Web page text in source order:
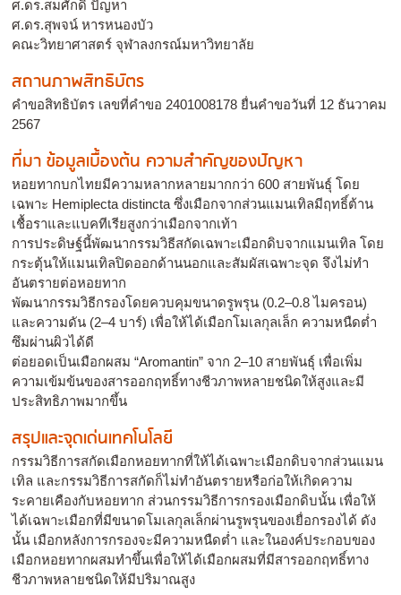
ศ.ดร.สมศักดิ์ ปัญหา
ศ.ดร.สุพจน์ หารหนองบัว
คณะวิทยาศาสตร์ จุฬาลงกรณ์มหาวิทยาลัย
สถานภาพสิทธิบัตร
คำขอสิทธิบัตร เลขที่คำขอ 2401008178 ยื่นคำขอวันที่ 12 ธันวาคม
2567
ที่มา ข้อมูลเบื้องต้น ความสำคัญของปัญหา
หอยทากบกไทยมีความหลากหลายมากกว่า 600 สายพันธุ์ โดย
เฉพาะ Hemiplecta distincta ซึ่งเมือกจากส่วนแมนเทิลมีฤทธิ์ต้าน
เชื้อราและแบคทีเรียสูงกว่าเมือกจากเท้า
การประดิษฐ์นี้พัฒนากรรมวิธีสกัดเฉพาะเมือกดิบจากแมนเทิล โดย
กระตุ้นให้แมนเทิลปิดออกด้านนอกและสัมผัสเฉพาะจุด จึงไม่ทำ
อันตรายต่อหอยทาก
พัฒนากรรมวิธีกรองโดยควบคุมขนาดรูพรุน (0.2–0.8 ไมครอน)
และความดัน (2–4 บาร์) เพื่อให้ได้เมือกโมเลกุลเล็ก ความหนืดต่ำ
ซึมผ่านผิวได้ดี
ต่อยอดเป็นเมือกผสม “Aromantin” จาก 2–10 สายพันธุ์ เพื่อเพิ่ม
ความเข้มข้นของสารออกฤทธิ์ทางชีวภาพหลายชนิดให้สูงและมี
ประสิทธิภาพมากขึ้น
สรุปและจุดเด่นเทคโนโลยี
กรรมวิธีการสกัดเมือกหอยทากที่ให้ได้เฉพาะเมือกดิบจากส่วนแมน
เทิล และกรรมวิธีการสกัดก็ไม่ทำอันตรายหรือก่อให้เกิดความ
ระคายเคืองกับหอยทาก ส่วนกรรมวิธีการกรองเมือกดิบนั้น เพื่อให้
ได้เฉพาะเมือกที่มีขนาดโมเลกุลเล็กผ่านรูพรุนของเยื่อกรองได้ ดัง
นั้น เมือกหลังการกรองจะมีความหนืดต่ำ และในองค์ประกอบของ
เมือกหอยทากผสมทำขึ้นเพื่อให้ได้เมือกผสมที่มีสารออกฤทธิ์ทาง
ชีวภาพหลายชนิดให้มีปริมาณสูง